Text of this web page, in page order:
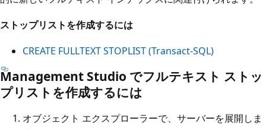
ストップリストを作成するには
CREATE FULLTEXT STOPLIST (Transact-SQL)
Management Studio でフルテキスト ストッ
プリストを作成するには
オブジェクト エクスプローラーで、サーバーを展開しま